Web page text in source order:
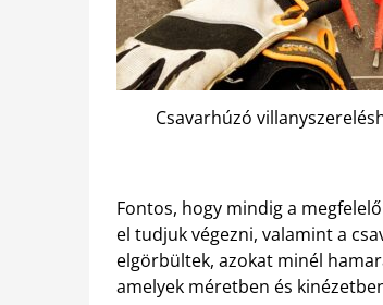
Csavarhúzó
Fontos, hogy mindig a
el tudjuk végezni, valamint a
elgörbültek, azokat minél
amelyek méretben és